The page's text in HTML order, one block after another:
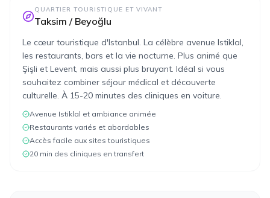
QUARTIER TOURISTIQUE ET VIVANT
Taksim / Beyoğlu
Le cœur touristique d'Istanbul. La célèbre avenue Istiklal,
les restaurants, bars et la vie nocturne. Plus animé que
Şişli et Levent, mais aussi plus bruyant. Idéal si vous
souhaitez combiner séjour médical et découverte
culturelle. À 15-20 minutes des cliniques en voiture.
Avenue Istiklal et ambiance animée
Restaurants variés et abordables
Accès facile aux sites touristiques
20 min des cliniques en transfert